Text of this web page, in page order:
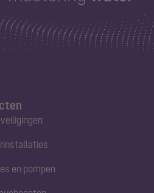
en pompen